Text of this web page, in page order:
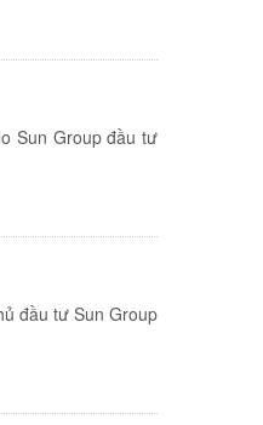
Sun Group đầu tư
đầu tư Sun Group